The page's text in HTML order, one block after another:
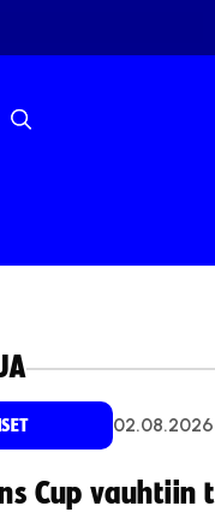
02.08.2026
Cup vauhtiin